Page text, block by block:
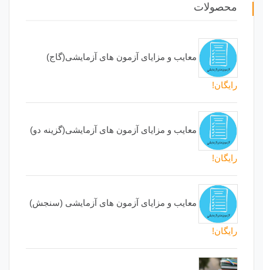
محصولات
معایب و مزایای آزمون های آزمایشی(گاج)
رایگان!
معایب و مزایای آزمون های آزمایشی(گزینه دو)
رایگان!
معایب و مزایای آزمون های آزمایشی (سنجش)
رایگان!